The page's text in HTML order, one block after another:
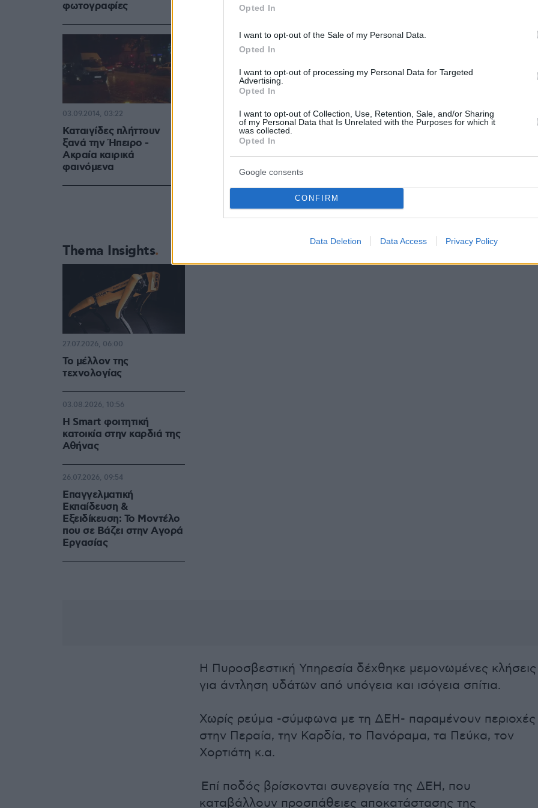
Opted In
I want to opt-out of the Sale of my Personal Data.
Opted In
I want to opt-out of processing my Personal Data for Targeted
Advertising.
Opted In
I want to opt-out of Collection, Use, Retention, Sale, and/or Sharing
of my Personal Data that Is Unrelated with the Purposes for which it
was collected.
Opted In
Google consents
CONFIRM
Data Deletion Data Access Privacy Policy
Η Πυροσβεστική Υπηρεσία δέχθηκε μεμονωμένες κλήσεις
για άντληση υδάτων από υπόγεια και ισόγεια σπίτια.
Χωρίς ρεύμα -σύμφωνα με τη ΔΕΗ- παραμένουν περιοχές
στην Περαία, την Καρδία, το Πανόραμα, τα Πεύκα, τον
Χορτιάτη κ.α.
Επί ποδός βρίσκονται συνεργεία της ΔΕΗ, που
καταβάλλουν προσπάθειες αποκατάστασης της
φωτογραφίες
Καταιγίδες πλήττουν
ξανά την Ήπειρο -
Ακραία καιρικά
φαινόμενα
03.09.2014, 03:22
Thema Insights
Το μέλλον της
τεχνολογίας
27.07.2026, 06:00
Η Smart φοιτητική
κατοικία στην καρδιά της
Αθήνας
03.08.2026, 10:56
Επαγγελματική
Εκπαίδευση &
Εξειδίκευση: Το Mοντέλο
που σε Bάζει στην Aγορά
Eργασίας
26.07.2026, 09:54